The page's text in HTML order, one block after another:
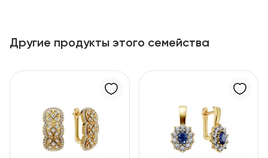
Другие продукты этого семейства